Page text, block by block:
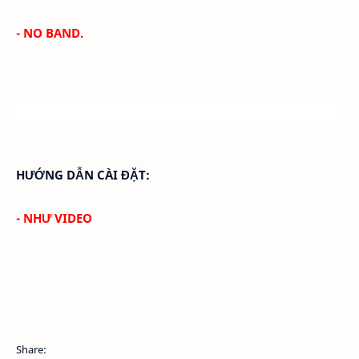
- NO BAND.
HƯỚNG DẪN CÀI ĐẶT:
- NHƯ VIDEO